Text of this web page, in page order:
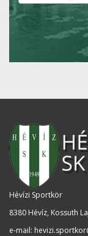
Hévízi Sportkör
8380 Hévíz, Kossuth
e-mail: